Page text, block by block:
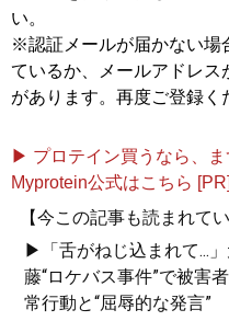
い。
※認証メールが届かない場
ているか、メールアドレス
があります。再度ご登録く
▶ プロテイン買うなら、ま
Myprotein公式はこちら [PR]
【今この記事も読まれてい
▶「舌がねじ込まれて...
藤“ロケバス事件”で被害
常行動と“屈辱的な発言”